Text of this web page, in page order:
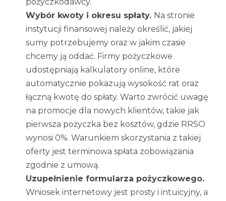
Wybór kwoty i okresu spłaty. Na stronie
instytucji finansowej należy określić, jakiej
sumy potrzebujemy oraz w jakim czasie
chcemy ją oddać. Firmy pożyczkowe
udostępniają kalkulatory online, które
automatycznie pokazują wysokość rat oraz
łączną kwotę do spłaty. Warto zwrócić uwagę
na promocje dla nowych klientów, takie jak
pierwsza pożyczka bez kosztów, gdzie RRSO
wynosi 0%. Warunkiem skorzystania z takiej
oferty jest terminowa spłata zobowiązania
zgodnie z umową.
Uzupełnienie formularza pożyczkowego.
Wniosek internetowy jest prosty i intuicyjny, a